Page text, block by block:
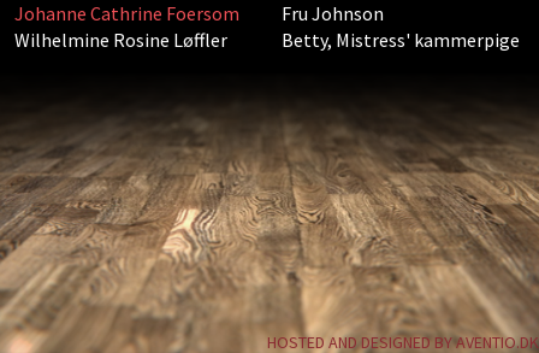
Johanne Cathrine Foersom
Fru Johnson
Wilhelmine Rosine Løffler
Betty, Mistress' kammerpige
HOSTED AND DESIGNED BY AVENTIO.DK